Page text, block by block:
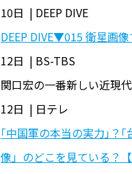
10日 | DEEP DIVE
DEEP DIVE▼015 衛星画
12日 | BS-TBS
関口宏の一番新しい近現
12日 | 日テレ
｢中国軍の本当の実力｣？
像」のどこを見ている？